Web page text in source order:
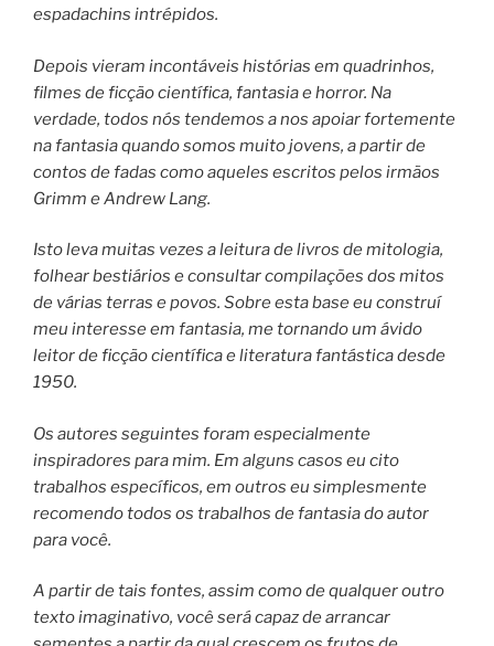
espadachins intrépidos.
Depois vieram incontáveis histórias em quadrinhos,
filmes de ficção científica, fantasia e horror. Na
verdade, todos nós tendemos a nos apoiar fortemente
na fantasia quando somos muito jovens, a partir de
contos de fadas como aqueles escritos pelos irmãos
Grimm e Andrew Lang.
Isto leva muitas vezes a leitura de livros de mitologia,
folhear bestiários e consultar compilações dos mitos
de várias terras e povos. Sobre esta base eu construí
meu interesse em fantasia, me tornando um ávido
leitor de ficção científica e literatura fantástica desde
1950.
Os autores seguintes foram especialmente
inspiradores para mim. Em alguns casos eu cito
trabalhos específicos, em outros eu simplesmente
recomendo todos os trabalhos de fantasia do autor
para você.
A partir de tais fontes, assim como de qualquer outro
texto imaginativo, você será capaz de arrancar